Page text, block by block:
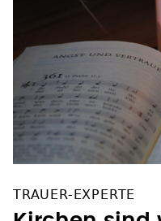
TRAUER-EXPERTE